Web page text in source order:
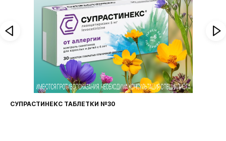
СУПРАСТИНЕКС ТАБЛЕТКИ №30